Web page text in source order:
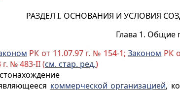
РАЗДЕЛ I. ОСНОВАНИЯ И УСЛОВИЯ
Глава 1. Общие
РК от 11.07.97 г. № 154-1;Законом РК
г. № 483-II (см. стар. ред.)
коммерческой организацией,